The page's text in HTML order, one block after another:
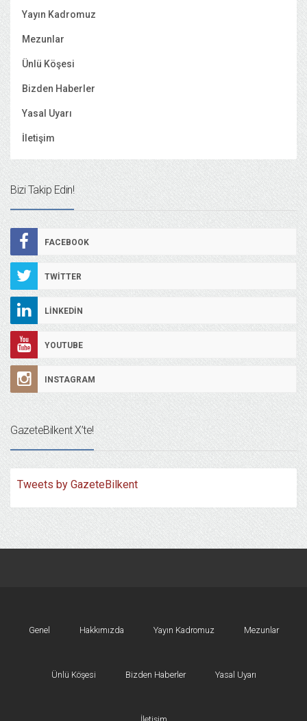
Yayın Kadromuz
Mezunlar
Ünlü Köşesi
Bizden Haberler
Yasal Uyarı
İletişim
Bizi Takip Edin!
FACEBOOK
TWITTER
LINKEDIN
YOUTUBE
INSTAGRAM
GazeteBilkent X’te!
Tweets by GazeteBilkent
Genel Hakkımızda Yayın Kadromuz Mezunlar
Ünlü Köşesi Bizden Haberler Yasal Uyarı
İletişim